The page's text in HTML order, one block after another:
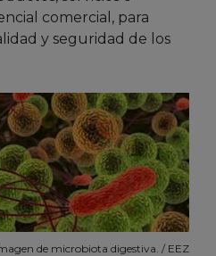
comercial, para
y seguridad de los
de microbiota digestiva. / EEZ